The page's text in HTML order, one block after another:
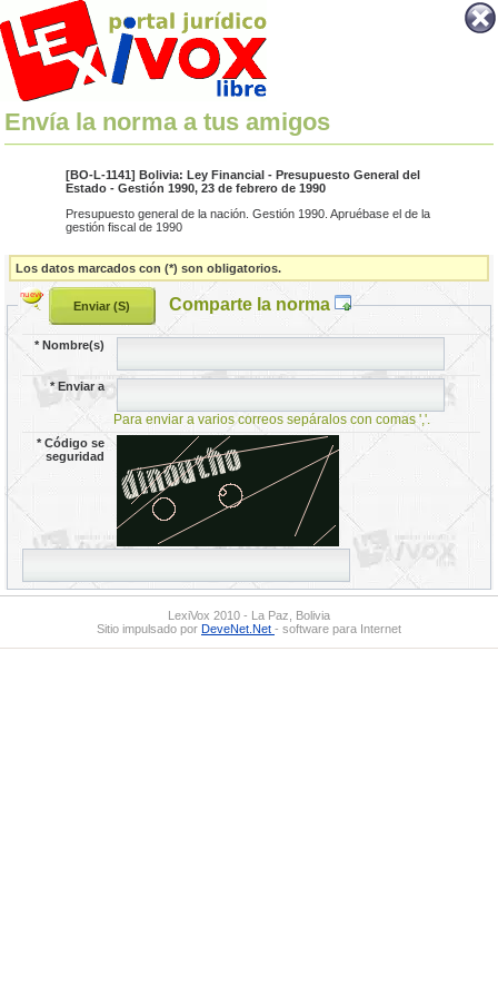
Envía la norma a tus amigos
[BO-L-1141] Bolivia: Ley Financial - Presupuesto General del
Estado - Gestión 1990, 23 de febrero de 1990
Presupuesto general de la nación. Gestión 1990. Apruébase el de la
gestión fiscal de 1990
Los datos marcados con (*) son obligatorios.
Comparte la norma
*Nombre(s)
*Enviar a
Para enviar a varios correos sepáralos con comas ','.
*Código se
seguridad
LexiVox 2010 - La Paz, Bolivia
Sitio impulsado por DeveNet.Net - software para Internet